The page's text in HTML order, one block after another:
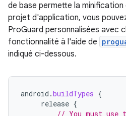
de base permette la
projet d'application, vous
ProGuard personnalisées avec
fonctionnalité à l'aide de
indiqué ci-dessous.
android .buildTypes {
release {
// You must use